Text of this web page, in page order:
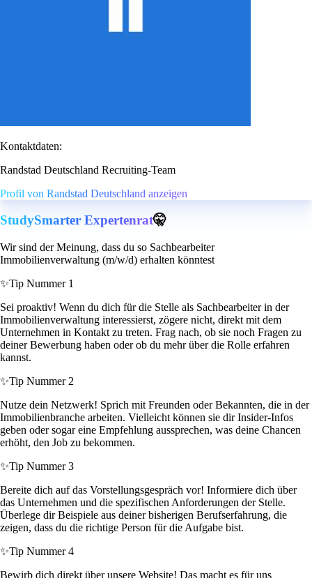
Kontaktdaten:
Randstad Deutschland Recruiting-Team
Profil von Randstad Deutschland anzeigen
StudySmarter Expertenrat🤫
Wir sind der Meinung, dass du so Sachbearbeiter
Immobilienverwaltung (m/w/d) erhalten könntest
✨Tip Nummer 1
Sei proaktiv! Wenn du dich für die Stelle als Sachbearbeiter in der
Immobilienverwaltung interessierst, zögere nicht, direkt mit dem
Unternehmen in Kontakt zu treten. Frag nach, ob sie noch Fragen zu
deiner Bewerbung haben oder ob du mehr über die Rolle erfahren
kannst.
✨Tip Nummer 2
Nutze dein Netzwerk! Sprich mit Freunden oder Bekannten, die in der
Immobilienbranche arbeiten. Vielleicht können sie dir Insider-Infos
geben oder sogar eine Empfehlung aussprechen, was deine Chancen
erhöht, den Job zu bekommen.
✨Tip Nummer 3
Bereite dich auf das Vorstellungsgespräch vor! Informiere dich über
das Unternehmen und die spezifischen Anforderungen der Stelle.
Überlege dir Beispiele aus deiner bisherigen Berufserfahrung, die
zeigen, dass du die richtige Person für die Aufgabe bist.
✨Tip Nummer 4
Bewirb dich direkt über unsere Website! Das macht es für uns